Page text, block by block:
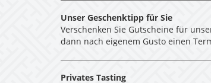
Unser Geschenktipp für Sie
Verschenken Sie Gutscheine für
dann nach eigenem Gusto einen
Privates Tasting